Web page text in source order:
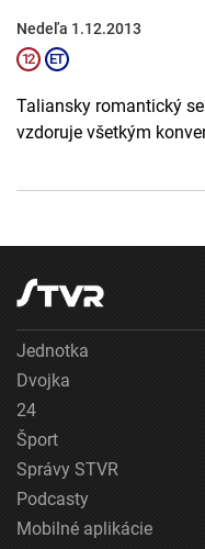
Nedeľa 1.12.2013
Taliansky romantický
vzdoruje všetkým
Jednotka
Dvojka
24
Šport
Správy STVR
Podcasty
Mobilné aplikácie